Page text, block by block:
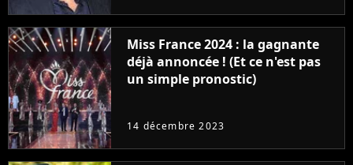
Miss France 2024 : la gagnante
déjà annoncée ! (Et ce n'est pas
un simple pronostic)
14 décembre 2023